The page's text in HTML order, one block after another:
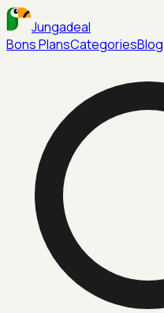
Jungadeal
Bons PlansCategoriesBlog